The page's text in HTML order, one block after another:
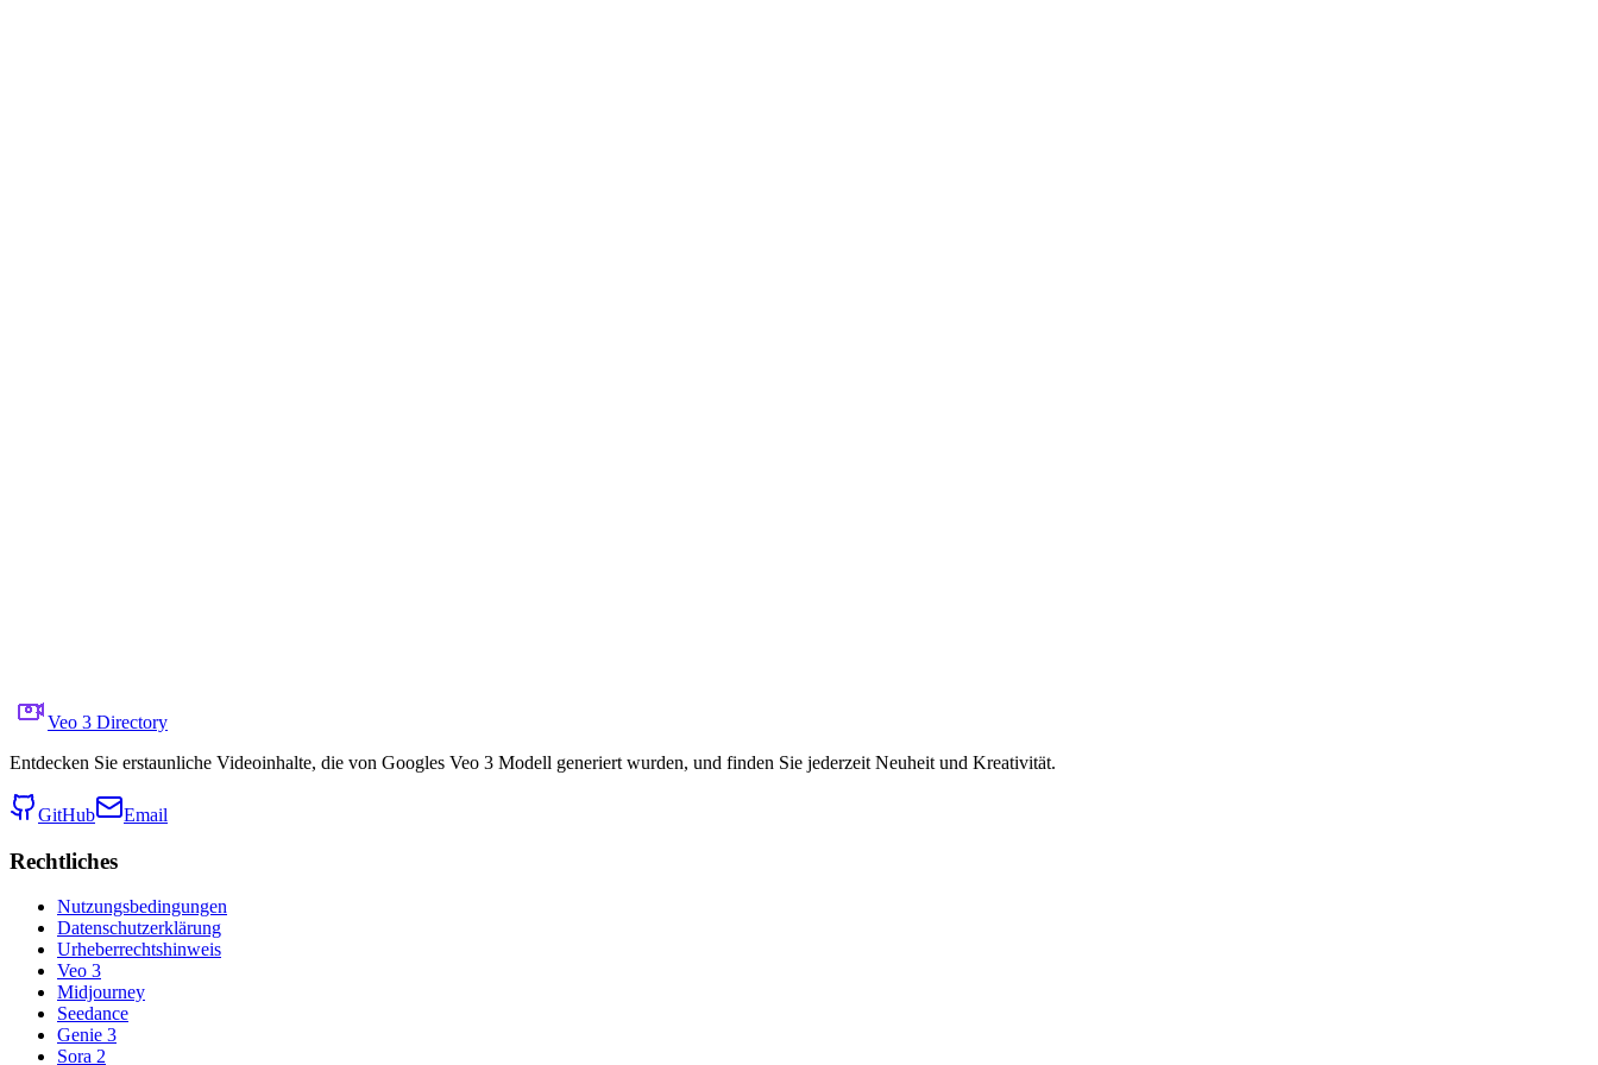
@Times_of_Cinema
Veo 3 Directory
Entdecken Sie erstaunliche Videoinhalte, die von Googles Veo 3 Modell generiert wurden, und finden Sie jederzeit Neuheit und Kreativität.
GitHub Email
Rechtliches
Nutzungsbedingungen
Datenschutzerklärung
Urheberrechtshinweis
Veo 3
Midjourney
Seedance
Genie 3
Sora 2